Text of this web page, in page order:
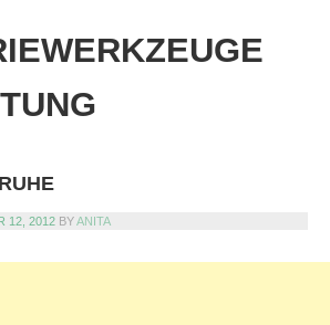
12, 2012 BYANITA